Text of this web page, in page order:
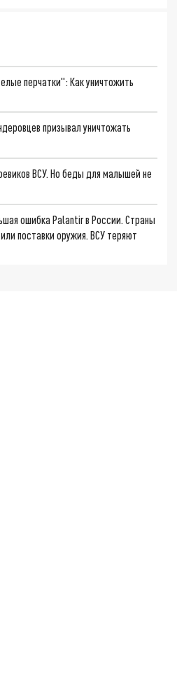
перчатки": Как уничтожить
призывал уничтожать
ВСУ. Но беды для малышей не
ошибка Palantir в России. Страны
поставки оружия. ВСУ теряют